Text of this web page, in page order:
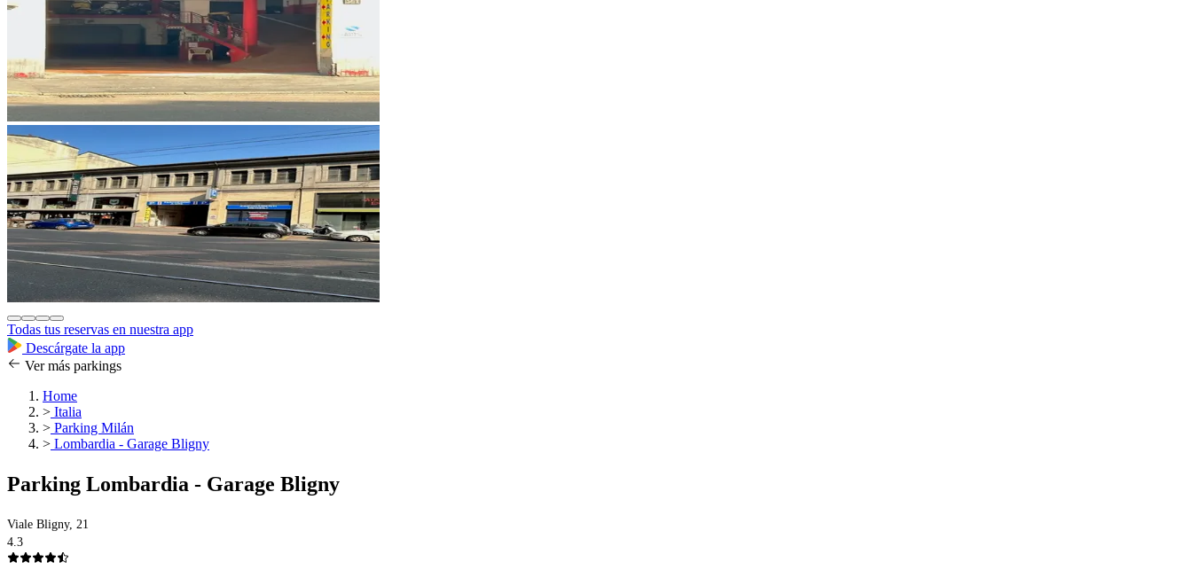
Todas tus reservas en nuestra app
Descárgate la app
Ver más parkings
Home
> Italia
> Parking Milán
> Lombardia - Garage Bligny
Parking Lombardia - Garage Bligny
Viale Bligny, 21
4.3